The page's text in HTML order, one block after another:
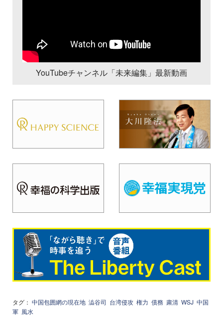
YouTubeチャンネル「未来編集」最新動画
タグ： 中国包囲網の現在地 澁谷司 台湾侵攻 権力 債務 粛清 WSJ 中国
軍 風水